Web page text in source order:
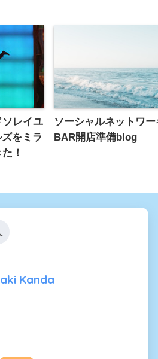
レイユ
をミラ
！
ソーシャルネットワ
BAR開店準備blog
Kanda